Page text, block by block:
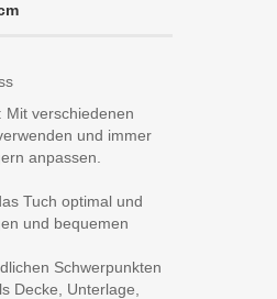
Mit verschiedenen
und immer
anpassen.
Tuch optimal und
und bequemen
Schwerpunkten
Decke, Unterlage,